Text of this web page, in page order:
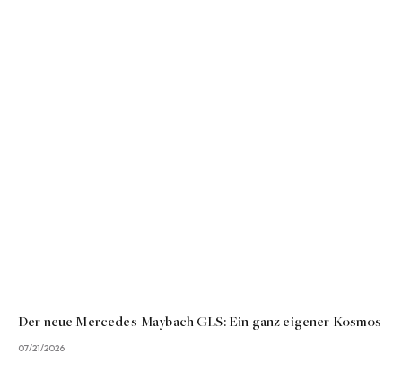
Der neue Mercedes-Maybach GLS: Ein ganz eigener Kosmos
07/21/2026